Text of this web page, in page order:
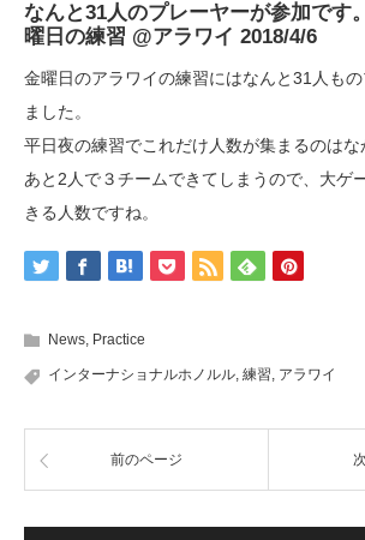
なんと31人のプレーヤーが参加です
曜日の練習 @アラワイ 2018/4/6
金曜日のアラワイの練習にはなんと31人も
ました。
平日夜の練習でこれだけ人数が集まるのはな
あと2人で３チームできてしまうので、大ゲ
きる人数ですね。
News, Practice
インターナショナルホノルル, 練習, アラワイ
前のページ